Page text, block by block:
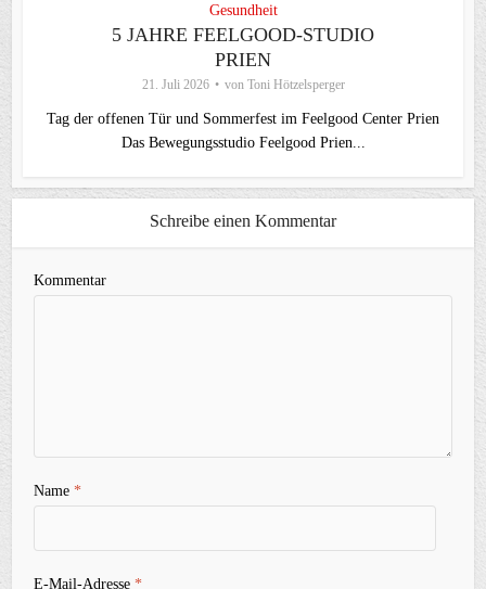
Gesundheit
5 JAHRE FEELGOOD-STUDIO
PRIEN
21. Juli 2026 von Toni Hötzelsperger
Tag der offenen Tür und Sommerfest im Feelgood Center Prien
Das Bewegungsstudio Feelgood Prien...
Schreibe einen Kommentar
Kommentar
Name*
E-Mail-Adresse*